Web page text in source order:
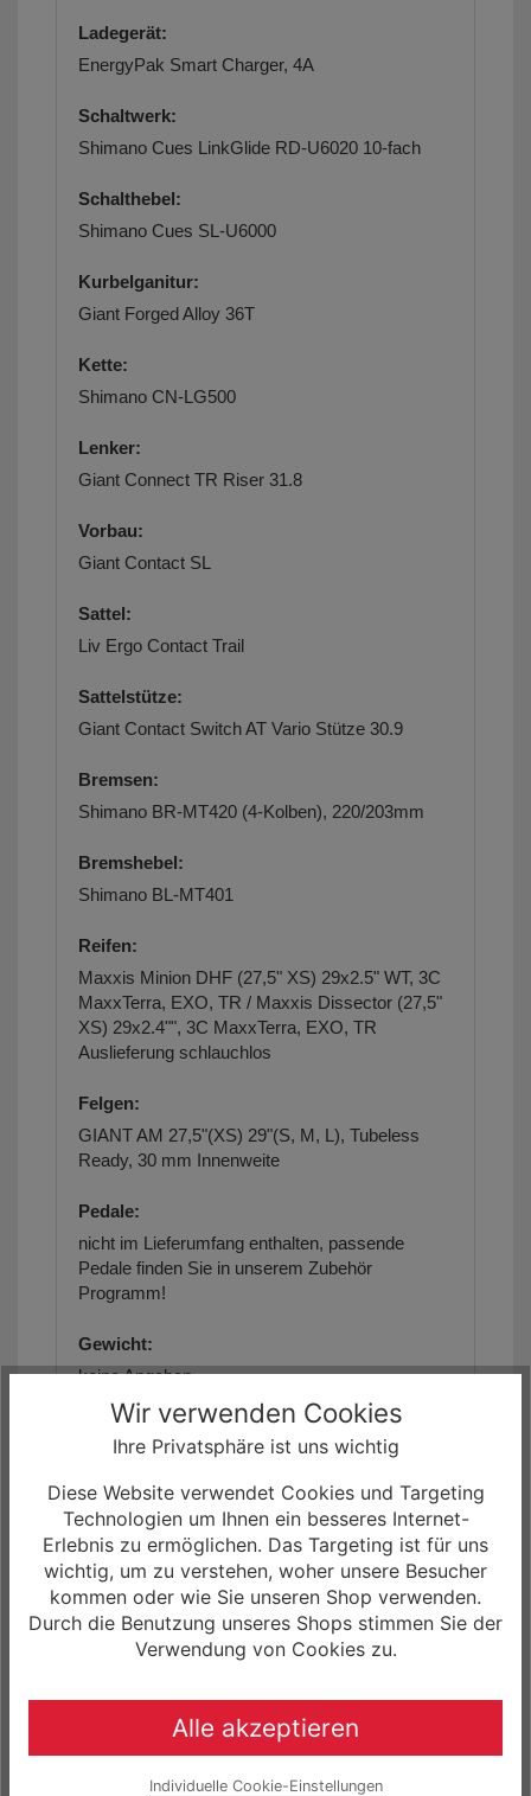
Ladegerät:
EnergyPak Smart Charger, 4A
Schaltwerk:
Shimano Cues LinkGlide RD-U6020 10-fach
Schalthebel:
Shimano Cues SL-U6000
Kurbelganitur:
Giant Forged Alloy 36T
Kette:
Shimano CN-LG500
Lenker:
Giant Connect TR Riser 31.8
Vorbau:
Giant Contact SL
Sattel:
Liv Ergo Contact Trail
Sattelstütze:
Giant Contact Switch AT Vario Stütze 30.9
Bremsen:
Shimano BR-MT420 (4-Kolben), 220/203mm
Bremshebel:
Shimano BL-MT401
Reifen:
Maxxis Minion DHF (27,5" XS) 29x2.5" WT, 3C
MaxxTerra, EXO, TR / Maxxis Dissector (27,5"
XS) 29x2.4"", 3C MaxxTerra, EXO, TR
Auslieferung schlauchlos
Felgen:
GIANT AM 27,5"(XS) 29"(S, M, L), Tubeless
Ready, 30 mm Innenweite
Pedale:
nicht im Lieferumfang enthalten, passende
Pedale finden Sie in unserem Zubehör
Programm!
Gewicht:
keine Angaben
max. zulässiges Gesamtgewicht:
ca. 156 kg
Geometriedaten:
siehe Artikelbilder/Artikelbeschreibung
Größe(n):
(27.5") XS/38cm
(29") S/39.5cm, M/42.5cm, L/45.5cm
Farbe(n):
Pale Moss/Black
Wir verwenden Cookies
Ihre Privatsphäre ist uns wichtig
Diese Website verwendet Cookies und Targeting
Technologien um Ihnen ein besseres Internet-
Erlebnis zu ermöglichen. Das Targeting ist für uns
wichtig, um zu verstehen, woher unsere Besucher
kommen oder wie Sie unseren Shop verwenden.
Durch die Benutzung unseres Shops stimmen Sie der
Verwendung von Cookies zu.
Alle akzeptieren
Individuelle Cookie-Einstellungen